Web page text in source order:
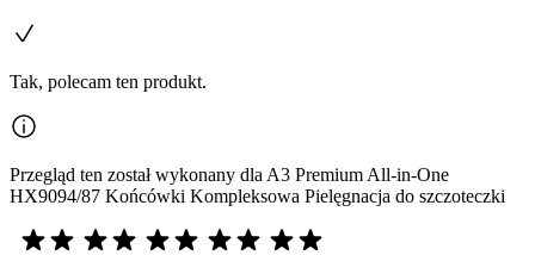
Tak, polecam ten produkt.
Przegląd ten został wykonany dla A3 Premium All-in-One
HX9094/87 Końcówki Kompleksowa Pielęgnacja do szczoteczki